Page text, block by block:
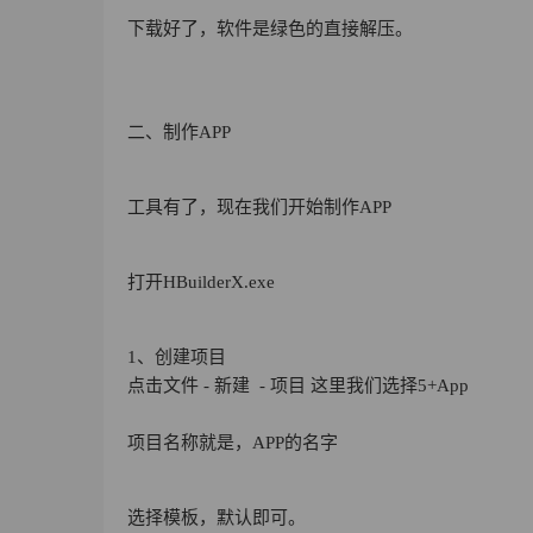
下载好了，软件是绿色的直接解压。
二、制作APP
工具有了，现在我们开始制作APP
打开HBuilderX.exe
1、创建项目
点击文件 - 新建 - 项目 这里我们选择5+App
项目名称就是，APP的名字
选择模板，默认即可。